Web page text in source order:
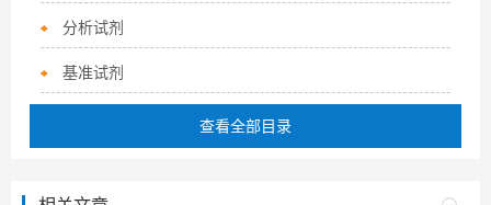
分析试剂
基准试剂
查看全部目录